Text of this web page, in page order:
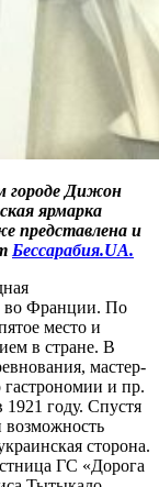
городе Дижон
ярмарка
представлена и
Бессарабия.UA.
во Франции. По
место и
в стране. В
мастер-
и пр.
году. Спустя
возможность
сторона.
ГС «Дорога